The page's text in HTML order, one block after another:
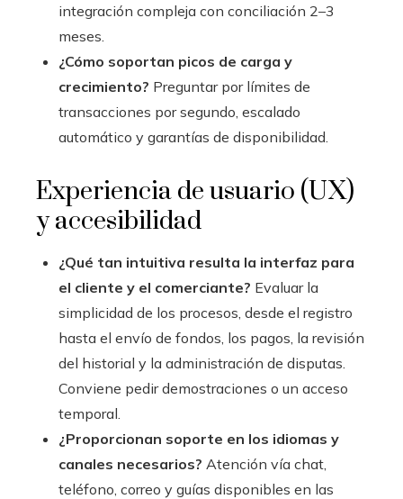
integración compleja con conciliación 2–3
meses.
¿Cómo soportan picos de carga y
crecimiento? Preguntar por límites de
transacciones por segundo, escalado
automático y garantías de disponibilidad.
Experiencia de usuario (UX)
y accesibilidad
¿Qué tan intuitiva resulta la interfaz para
el cliente y el comerciante? Evaluar la
simplicidad de los procesos, desde el registro
hasta el envío de fondos, los pagos, la revisión
del historial y la administración de disputas.
Conviene pedir demostraciones o un acceso
temporal.
¿Proporcionan soporte en los idiomas y
canales necesarios? Atención vía chat,
teléfono, correo y guías disponibles en las